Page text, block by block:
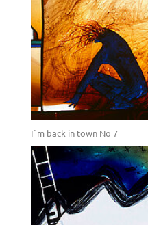
I`m back in town No 7